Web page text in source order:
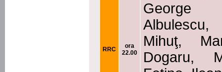
RRC
ora
22.00
George
Albulescu,
Mihuţ,
Dogaru,